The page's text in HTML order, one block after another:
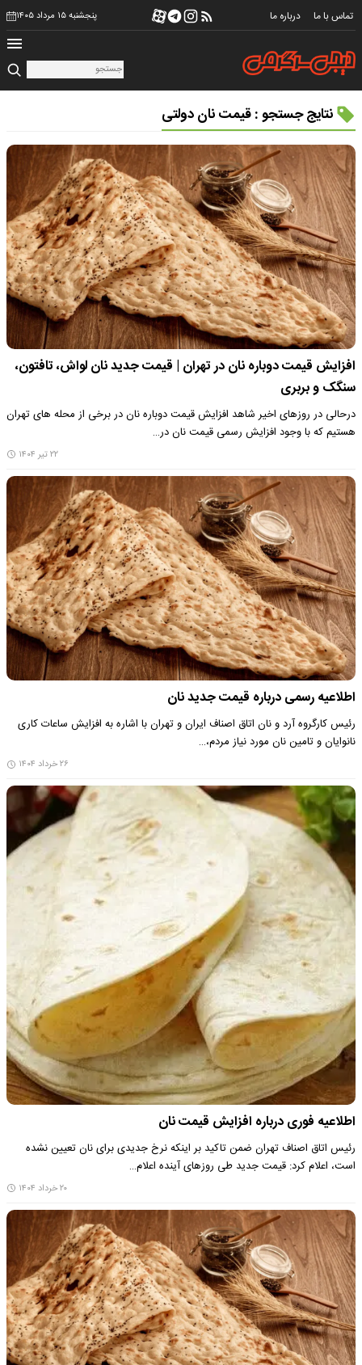
تماس با ما درباره ما پنجشنبه ۱۵ مرداد ۱۴۰۵
نتایج جستجو : قیمت نان دولتی
افزایش قیمت دوباره نان در تهران | قیمت جدید نان لواش، تافتون،
سنگک و بربری
درحالی در روزهای اخیر شاهد افزایش قیمت دوباره نان در برخی از محله های تهران
هستیم که با وجود افزایش رسمی قیمت نان در…
۲۲ تیر ۱۴۰۴
اطلاعیه رسمی درباره قیمت جدید نان
رئیس کارگروه آرد و نان اتاق اصناف ایران و تهران با اشاره به افزایش ساعات کاری
نانوایان و تامین نان مورد نیاز مردم،…
۲۶ خرداد ۱۴۰۴
اطلاعیه فوری درباره افزایش قیمت نان
رئیس اتاق اصناف تهران ضمن تاکید بر اینکه نرخ جدیدی برای نان تعیین نشده
است، اعلام کرد: قیمت جدید طی روزهای آینده اعلام…
۲۰ خرداد ۱۴۰۴